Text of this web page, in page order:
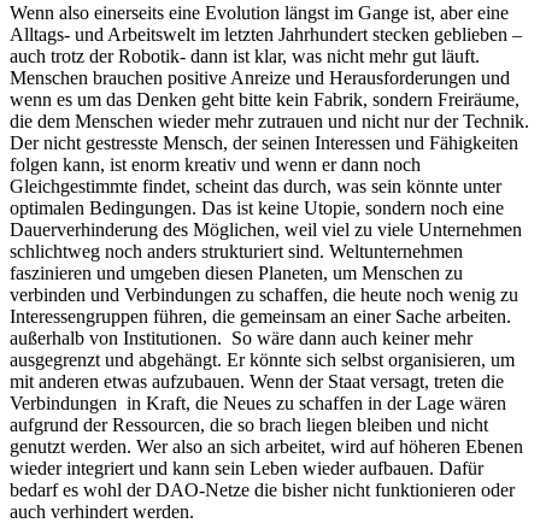
Wenn also einerseits eine Evolution längst im Gange ist, aber eine
Alltags- und Arbeitswelt im letzten Jahrhundert stecken geblieben –
auch trotz der Robotik- dann ist klar, was nicht mehr gut läuft.
Menschen brauchen positive Anreize und Herausforderungen und
wenn es um das Denken geht bitte kein Fabrik, sondern Freiräume,
die dem Menschen wieder mehr zutrauen und nicht nur der Technik.
Der nicht gestresste Mensch, der seinen Interessen und Fähigkeiten
folgen kann, ist enorm kreativ und wenn er dann noch
Gleichgestimmte findet, scheint das durch, was sein könnte unter
optimalen Bedingungen. Das ist keine Utopie, sondern noch eine
Dauerverhinderung des Möglichen, weil viel zu viele Unternehmen
schlichtweg noch anders strukturiert sind. Weltunternehmen
faszinieren und umgeben diesen Planeten, um Menschen zu
verbinden und Verbindungen zu schaffen, die heute noch wenig zu
Interessengruppen führen, die gemeinsam an einer Sache arbeiten.
außerhalb von Institutionen. So wäre dann auch keiner mehr
ausgegrenzt und abgehängt. Er könnte sich selbst organisieren, um
mit anderen etwas aufzubauen. Wenn der Staat versagt, treten die
Verbindungen in Kraft, die Neues zu schaffen in der Lage wären
aufgrund der Ressourcen, die so brach liegen bleiben und nicht
genutzt werden. Wer also an sich arbeitet, wird auf höheren Ebenen
wieder integriert und kann sein Leben wieder aufbauen. Dafür
bedarf es wohl der DAO-Netze die bisher nicht funktionieren oder
auch verhindert werden.